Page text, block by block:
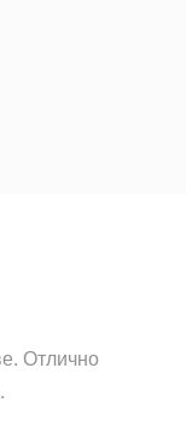
Отлично